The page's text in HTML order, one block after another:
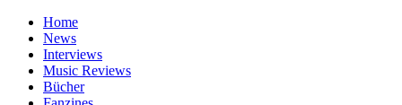
Home
News
Interviews
Music Reviews
Bücher